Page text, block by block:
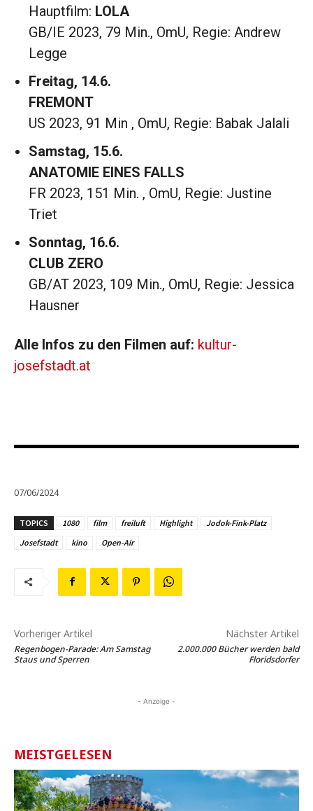
Hauptfilm: LOLA
GB/IE 2023, 79 Min., OmU, Regie: Andrew
Legge
Freitag, 14.6.
FREMONT
US 2023, 91 Min , OmU, Regie: Babak Jalali
Samstag, 15.6.
ANATOMIE EINES FALLS
FR 2023, 151 Min. , OmU, Regie: Justine
Triet
Sonntag, 16.6.
CLUB ZERO
GB/AT 2023, 109 Min., OmU, Regie: Jessica
Hausner
Alle Infos zu den Filmen auf: kultur-
josefstadt.at
07/06/2024
TOPICS 1080 film freiluft Highlight
Jodok-Fink-Platz
Josefstadt
kino Open-Air
Vorheriger Artikel
Regenbogen-Parade: Am Samstag
Staus und Sperren
Nächster Artikel
2.000.000 Bücher werden bald
Floridsdorfer
- Anzeige -
MEISTGELESEN